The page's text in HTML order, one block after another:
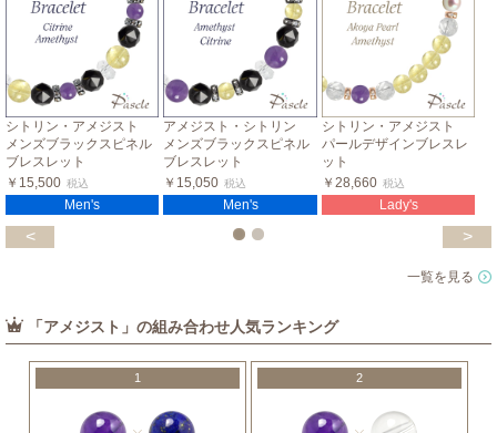
シトリン・アメジスト
メンズブラックスピネル
ブレスレット
￥15,500 税込
Men's
アメジスト・シトリン
メンズブラックスピネル
ブレスレット
￥15,050 税込
Men's
シトリン・アメジスト
パールデザインブレスレ
ット
￥28,660 税込
Lady's
< >
一覧を見る
「アメジスト」の組み合わせ人気ランキング
1 2